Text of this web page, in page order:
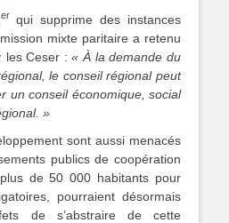
er qui supprime des instances
mixte paritaire a retenu
les Ceser :« À la demande du
le conseil régional peut
un conseil économique, social
»
sont aussi menacés
publics de coopération
de 50 000 habitants pour
pourraient désormais
de s’abstraire de cette